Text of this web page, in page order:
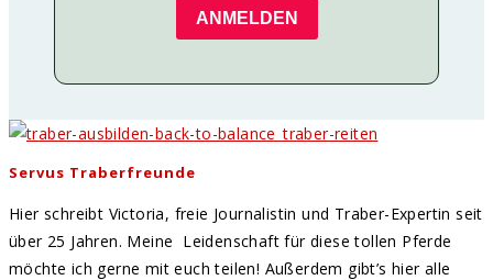
ANMELDEN
Servus Traberfreunde
Hier schreibt Victoria, freie Journalistin und Traber-Expertin seit
über 25 Jahren. Meine Leidenschaft für diese tollen Pferde
möchte ich gerne mit euch teilen! Außerdem gibt’s hier alle